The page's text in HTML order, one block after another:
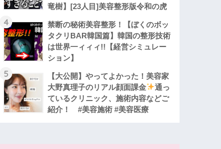
竜樹】[23人目]美容整形版令和の虎
4
禁断の秘術美容整形！【ぼくのボッ
タクリBAR韓国篇】韓国の整形技術
は世界一ィィィ!!【経営シミュレー
ション】
5
【大公開】やってよかった！美容家
大野真理子のリアル顔面課金
通っ
ているクリニック、施術内容などご
紹介！ #美容施術 #美容医療